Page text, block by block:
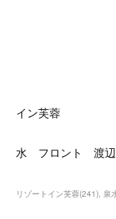
ビジネ
イン芙蓉
富士
水 フロント 渡辺
リゾートイン芙蓉(241) 泉